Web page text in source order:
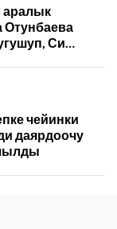
аралык
Си
чейинки
даярдоочу